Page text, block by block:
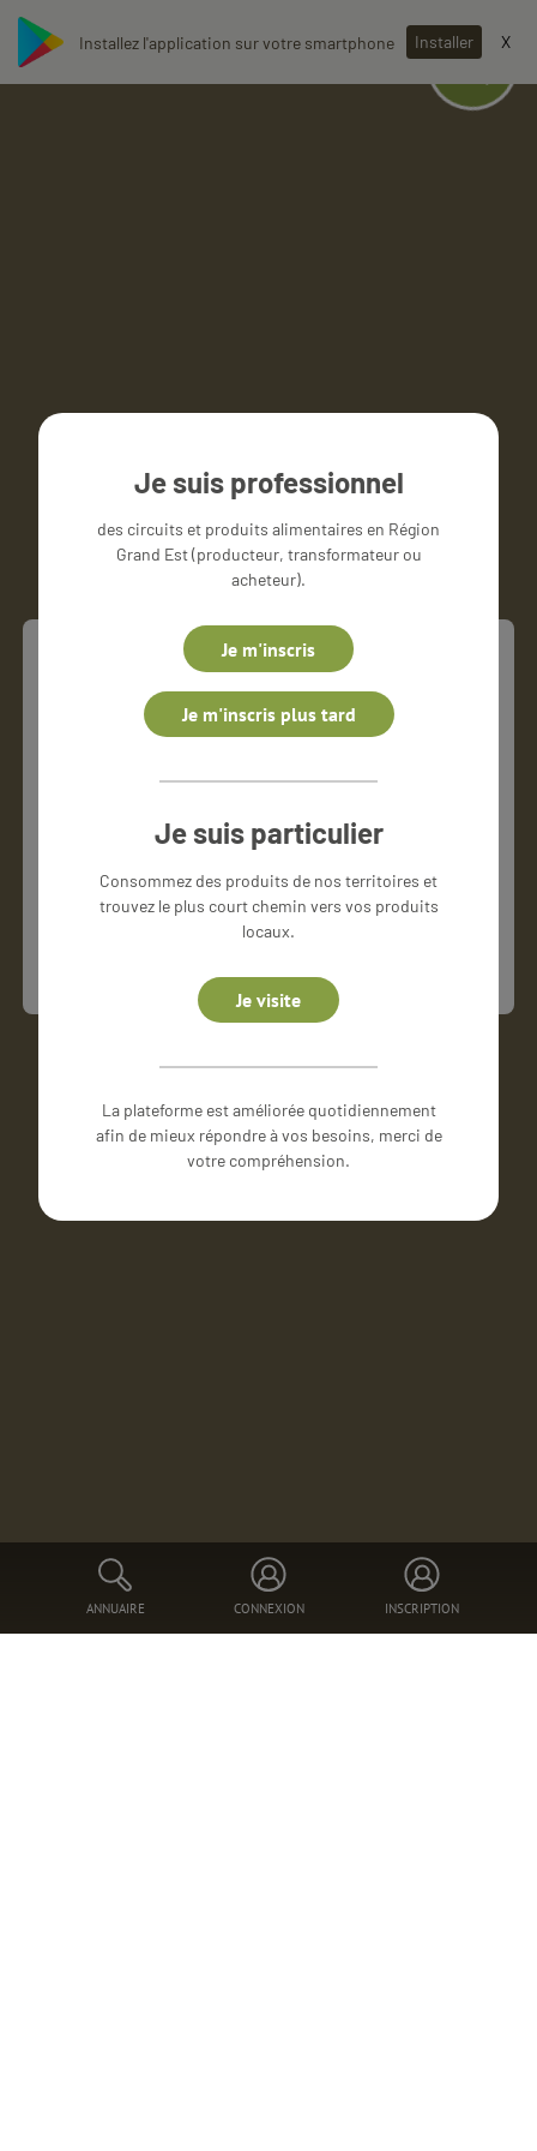
Installez l'application sur votre smartphone Installer X
Je suis professionnel
des circuits et produits alimentaires en Région
Grand Est (producteur, transformateur ou
acheteur).
Je m'inscris
Je m'inscris plus tard
Je suis particulier
Consommez des produits de nos territoires et
trouvez le plus court chemin vers vos produits
locaux.
Je visite
La plateforme est améliorée quotidiennement
afin de mieux répondre à vos besoins, merci de
votre compréhension.
ANNUAIRE CONNEXION INSCRIPTION
Mot de passe oublié
Renseignez votre adresse email, un lien de
cette adresse.
Valider
Une